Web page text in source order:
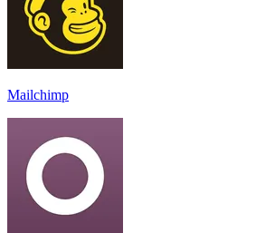
Mailchimp